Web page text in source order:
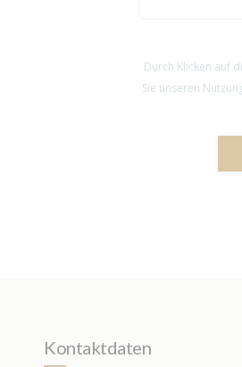
Durch Klicken auf
Sie unseren
Kontaktdaten